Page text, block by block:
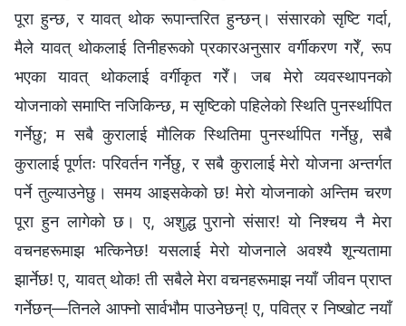
पूरा हुन्छ, र यावत् थोक रूपान्तरित हुन्छन्। संसारको सृष्टि गर्दा,
मैले यावत् थोकलाई तिनीहरूको प्रकारअनुसार वर्गीकरण गरेँ, रूप
भएका यावत् थोकलाई वर्गीकृत गरेँ। जब मेरो व्यवस्थापनको
योजनाको समाप्ति नजिकिन्छ, म सृष्टिको पहिलेको स्थिति पुनर्स्थापित
गर्नेछु; म सबै कुरालाई मौलिक स्थितिमा पुनर्स्थापित गर्नेछु, सबै
कुरालाई पूर्णतः परिवर्तन गर्नेछु, र सबै कुरालाई मेरो योजना अन्तर्गत
पर्ने तुल्याउनेछु। समय आइसकेको छ! मेरो योजनाको अन्तिम चरण
पूरा हुन लागेको छ। ए, अशुद्ध पुरानो संसार! यो निश्‍चय नै मेरा
वचनहरूमाझ भत्किनेछ! यसलाई मेरो योजनाले अवश्यै शून्यतामा
झार्नेछ! ए, यावत् थोक! ती सबैले मेरा वचनहरूमाझ नयाँ जीवन प्राप्त
गर्नेछन्—तिनले आफ्नो सार्वभौम पाउनेछन्! ए, पवित्र र निष्खोट नयाँ